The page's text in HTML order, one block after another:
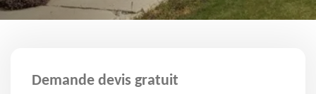
Demande devis gratuit